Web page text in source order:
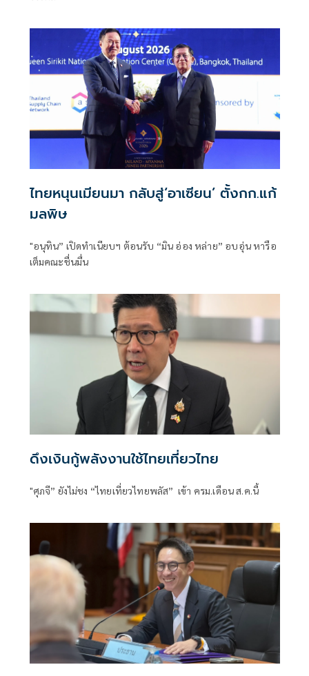
ไทยหนุนเมียนมา กลับสู่‘อาเซียน’ ตั้งกก.แก้
มลพิษ
"อนุทิน” เปิดทำเนียบฯ ต้อนรับ “มิน อ่อง หล่าย” อบอุ่น หารือ
เต็มคณะชื่นมื่น
ดึงเงินกู้พลังงานใช้ไทยเที่ยวไทย
"ศุภจี” ยังไม่ชง “ไทยเที่ยวไทยพลัส” เข้า ครม.เดือน ส.ค.นี้